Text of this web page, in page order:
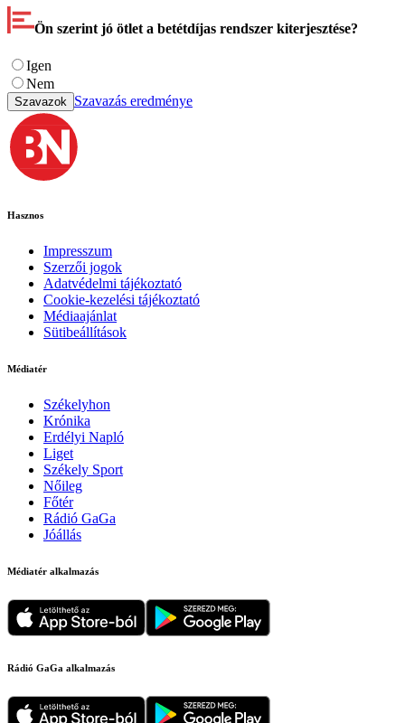
Ön szerint jó ötlet a betétdíjas rendszer kiterjesztése?
Igen
Nem
Szavazok Szavazás eredménye
Hasznos
Impresszum
Szerzői jogok
Adatvédelmi tájékoztató
Cookie-kezelési tájékoztató
Médiaajánlat
Sütibeállítások
Médiatér
Székelyhon
Krónika
Erdélyi Napló
Liget
Székely Sport
Nőileg
Főtér
Rádió GaGa
Jóállás
Médiatér alkalmazás
Rádió GaGa alkalmazás